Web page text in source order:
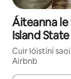
Áiteanna
Island
Cuir lóistíní
Airbnb